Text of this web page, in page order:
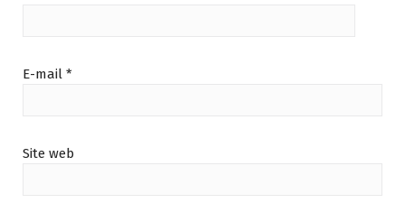
E-mail *
Site web